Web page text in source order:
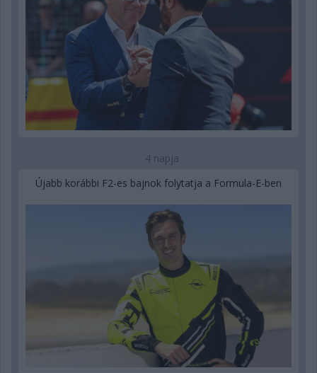
4 napja
Újabb korábbi F2-es bajnok folytatja a Formula-E-ben